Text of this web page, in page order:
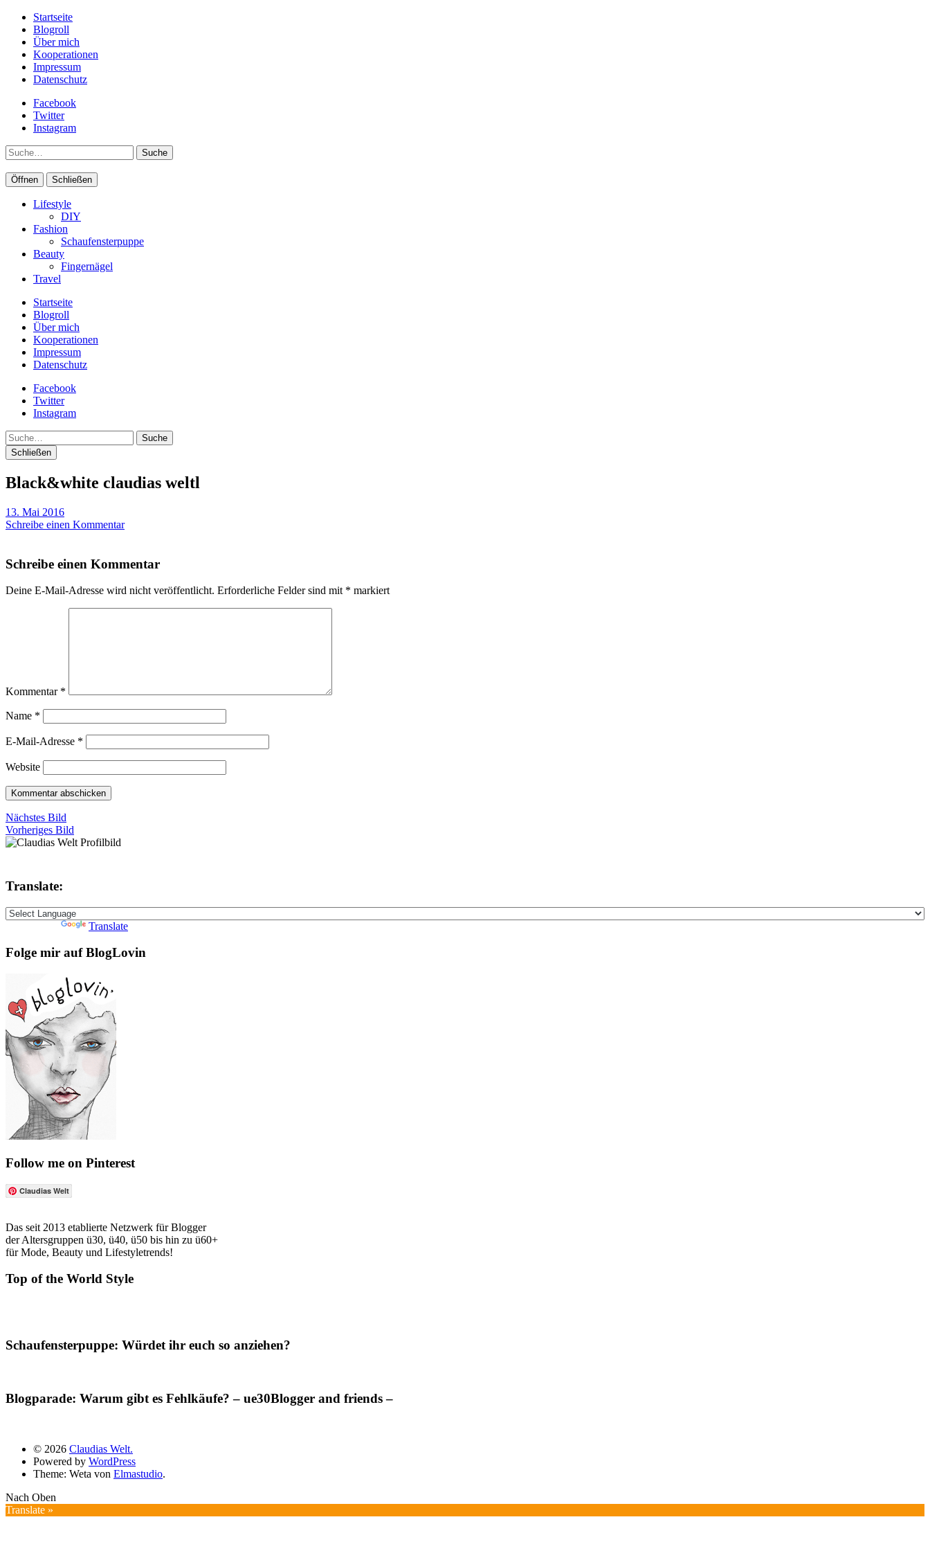
Startseite
Blogroll
Über mich
Kooperationen
Impressum
Datenschutz
Facebook
Twitter
Instagram
Suche
Öffnen Schließen
Lifestyle
DIY
Fashion
Schaufensterpuppe
Beauty
Fingernägel
Travel
Startseite
Blogroll
Über mich
Kooperationen
Impressum
Datenschutz
Facebook
Twitter
Instagram
Suche
Schließen
Black&white claudias weltl
13. Mai 2016
Schreibe einen Kommentar
Schreibe einen Kommentar
Deine E-Mail-Adresse wird nicht veröffentlicht. Erforderliche Felder sind mit * markiert
Kommentar *
Name *
E-Mail-Adresse *
Website
Nächstes Bild
Vorheriges Bild
Translate:
Translate
Folge mir auf BlogLovin
Follow me on Pinterest
Claudias Welt
Das seit 2013 etablierte Netzwerk für Blogger
der Altersgruppen ü30, ü40, ü50 bis hin zu ü60+
für Mode, Beauty und Lifestyletrends!
Top of the World Style
Schaufensterpuppe: Würdet ihr euch so anziehen?
Blogparade: Warum gibt es Fehlkäufe? – ue30Blogger and friends –
© 2026 Claudias Welt.
Powered by WordPress
Theme: Weta von Elmastudio.
Nach Oben
Translate »